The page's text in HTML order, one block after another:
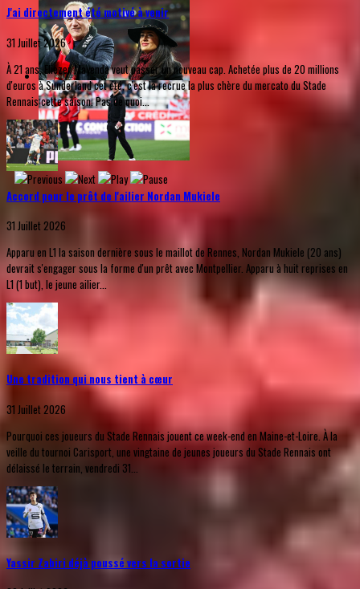
J'ai directement été motivé à venir
31 Juillet 2026
À 21 ans, Eliezer Mayenda veut passer un nouveau cap. Achetée plus de 20 millions
d'euros à Sunderland cet été, c'est la recrue la plus chère du mercato du Stade
Rennais cette saison. Pas de quoi...
Accord pour le prêt de l'ailier Nordan Mukiele
31 Juillet 2026
Apparu en L1 la saison dernière sous le maillot de Rennes, Nordan Mukiele (20 ans)
devrait s'engager sous la forme d'un prêt avec Montpellier. Apparu à huit reprises en
L1 (1 but), le jeune ailier...
Une tradition qui nous tient à cœur
31 Juillet 2026
Pourquoi ces joueurs du Stade Rennais jouent ce week-end en Maine-et-Loire. À la
veille du tournoi Carisport, une vingtaine de jeunes joueurs du Stade Rennais ont
délaissé le terrain, vendredi 31...
Yassir Zabiri déjà poussé vers la sortie